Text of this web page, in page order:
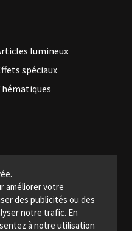
améliorer votre
des publicités ou des
notre trafic. En
à notre utilisation
lumineux
spéciaux